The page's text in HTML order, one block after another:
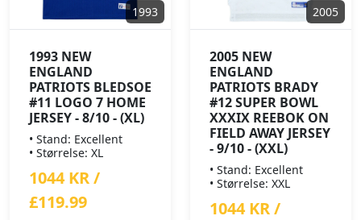
1993
1993 NEW
ENGLAND
PATRIOTS BLEDSOE
#11 LOGO 7 HOME
JERSEY - 8/10 - (XL)
• Stand: Excellent
• Størrelse: XL
1044 KR /
£119.99
2005
2005 NEW
ENGLAND
PATRIOTS BRADY
#12 SUPER BOWL
XXXIX REEBOK ON
FIELD AWAY JERSEY
- 9/10 - (XXL)
• Stand: Excellent
• Størrelse: XXL
1044 KR /